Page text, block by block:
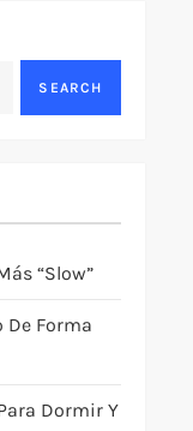
SEARCH
“slow”
De Forma
Dormir Y